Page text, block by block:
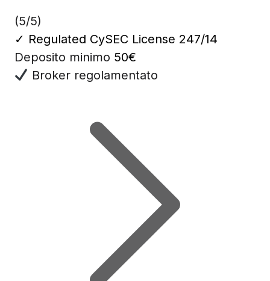
(5/5)
✓ Regulated CySEC License 247/14
Deposito minimo 50€
Broker regolamentato